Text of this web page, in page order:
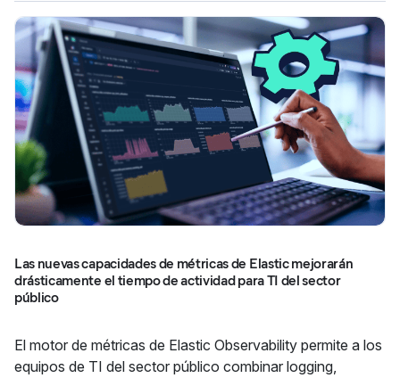
Las nuevas capacidades de métricas de Elastic mejorarán
drásticamente el tiempo de actividad para TI del sector
público
El motor de métricas de Elastic Observability permite a los
equipos de TI del sector público combinar logging,